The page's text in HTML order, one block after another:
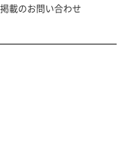
載のお問い合わせ